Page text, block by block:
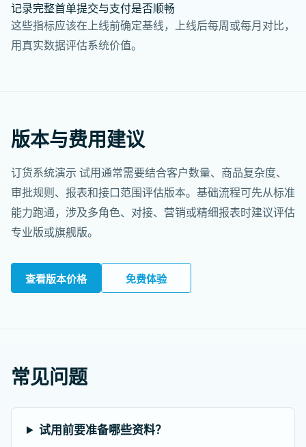
记录完整首单提交与支付是否顺畅
这些指标应该在上线前确定基线，上线后每周或每月对比，
用真实数据评估系统价值。
版本与费用建议
订货系统演示 试用通常需要结合客户数量、商品复杂度、
审批规则、报表和接口范围评估版本。基础流程可先从标准
能力跑通，涉及多角色、对接、营销或精细报表时建议评估
专业版或旗舰版。
查看版本价格 免费体验
常见问题
试用前要准备哪些资料？